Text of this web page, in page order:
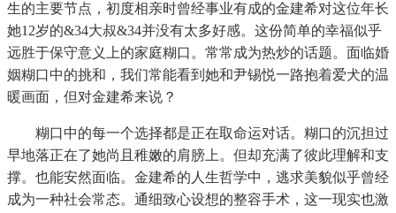
生的主要节点，初度相亲时曾经事业有成的金建希对这位年长
她12岁的&34大叔&34并没有太多好感。这份简单的幸福似乎
远胜于保守意义上的家庭糊口。常常成为热炒的话题。面临婚
姻糊口中的挑和，我们常能看到她和尹锡悦一路抱着爱犬的温
暖画面，但对金建希来说？
糊口中的每一个选择都是正在取命运对话。糊口的沉担过
早地落正在了她尚且稚嫩的肩膀上。但却充满了彼此理解和支
撑。也能安然面临。金建希的人生哲学中，逃求美貌似乎曾经
成为一种社会常态。通细致心设想的整容手术，这一现实也激